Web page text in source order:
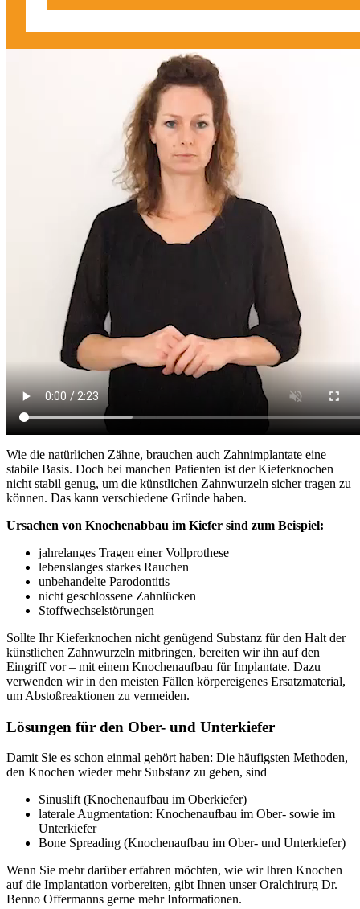
Wie die natürlichen Zähne, brauchen auch Zahnimplantate eine
stabile Basis. Doch bei manchen Patienten ist der Kieferknochen
nicht stabil genug, um die künstlichen Zahnwurzeln sicher tragen zu
können. Das kann verschiedene Gründe haben.
Ursachen von Knochenabbau im Kiefer sind zum Beispiel:
jahrelanges Tragen einer Vollprothese
lebenslanges starkes Rauchen
unbehandelte Parodontitis
nicht geschlossene Zahnlücken
Stoffwechselstörungen
Sollte Ihr Kieferknochen nicht genügend Substanz für den Halt der
künstlichen Zahnwurzeln mitbringen, bereiten wir ihn auf den
Eingriff vor – mit einem Knochenaufbau für Implantate. Dazu
verwenden wir in den meisten Fällen körpereigenes Ersatzmaterial,
um Abstoßreaktionen zu vermeiden.
Lösungen für den Ober- und Unterkiefer
Damit Sie es schon einmal gehört haben: Die häufigsten Methoden,
den Knochen wieder mehr Substanz zu geben, sind
Sinuslift (Knochenaufbau im Oberkiefer)
laterale Augmentation: Knochenaufbau im Ober- sowie im
Unterkiefer
Bone Spreading (Knochenaufbau im Ober- und Unterkiefer)
Wenn Sie mehr darüber erfahren möchten, wie wir Ihren Knochen
auf die Implantation vorbereiten, gibt Ihnen unser Oralchirurg Dr.
Benno Offermanns gerne mehr Informationen.